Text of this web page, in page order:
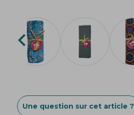

Une question sur cet article ?